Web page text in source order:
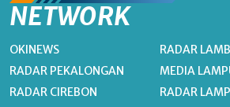
NETWORK
OKINEWS
RADAR PEKALONGAN
RADAR CIREBON
RADAR
MEDIA
RADAR